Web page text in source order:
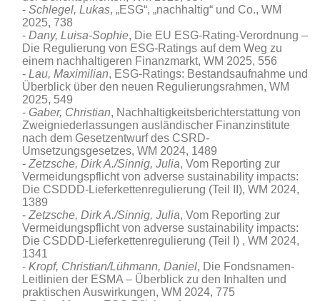
Schlegel, Lukas, „ESG“, „nachhaltig“ und Co., WM
2025, 738
Dany, Luisa-Sophie, Die EU ESG-Rating-Verordnung –
Die Regulierung von ESG-Ratings auf dem Weg zu
einem nachhaltigeren Finanzmarkt, WM 2025, 556
Lau, Maximilian, ESG-Ratings: Bestandsaufnahme und
Überblick über den neuen Regulierungsrahmen, WM
2025, 549
Gaber, Christian, Nachhaltigkeitsberichterstattung von
Zweigniederlassungen ausländischer Finanzinstitute
nach dem Gesetzentwurf des CSRD-
Umsetzungsgesetzes, WM 2024, 1489
Zetzsche, Dirk A./Sinnig, Julia, Vom Reporting zur
Vermeidungspflicht von adverse sustainability impacts:
Die CSDDD-Lieferkettenregulierung (Teil II), WM 2024,
1389
Zetzsche, Dirk A./Sinnig, Julia, Vom Reporting zur
Vermeidungspflicht von adverse sustainability impacts:
Die CSDDD-Lieferkettenregulierung (Teil I) , WM 2024,
1341
Kropf, Christian/Lühmann, Daniel, Die Fondsnamen-
Leitlinien der ESMA – Überblick zu den Inhalten und
praktischen Auswirkungen, WM 2024, 775